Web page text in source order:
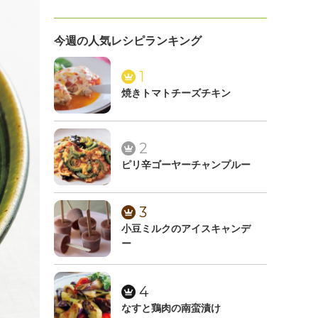
今週の人気レシピランキング
1
焼きトマトチーズチキン
2
ピリ辛ゴーヤーチャンプルー
3
小豆ミルクのアイスキャンデ
ー
4
なすと鶏肉の南蛮漬け